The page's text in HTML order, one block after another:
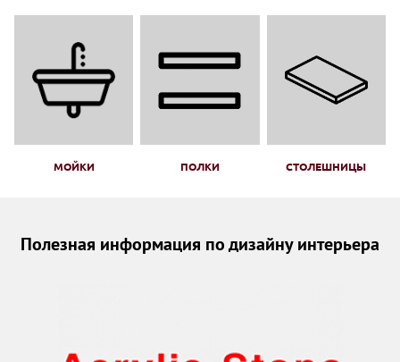
МОЙКИ ПОЛКИ СТОЛЕШНИЦЫ
Полезная информация по дизайну интерьера